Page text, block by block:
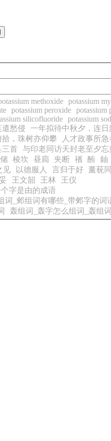
methoxide potassium
potassium peroxide potassium
silicofluoride potassium
愁侵
一年拟待中秋夕，连
，珠树亦仰攀
人才政事所
首 与印老同访天封老至夕忘
棱坎 昼扃 夹断 禉 酭 鈾
见 以德服人 言归于好 薰莸
王文韶 王林
王仪
字是由的成语
词_邺组词有哪些_带邺字的词
轰组词_轰字怎么组词_轰组